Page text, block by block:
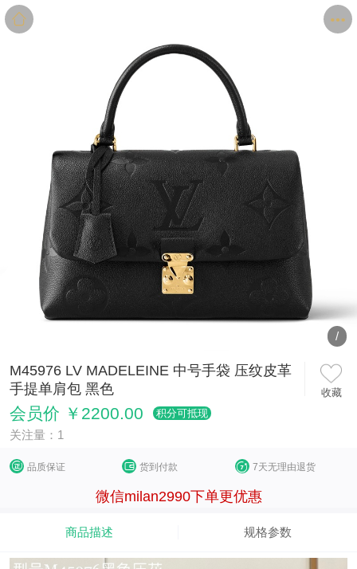
/
M45976 LV MADELEINE 中号手袋 压纹皮革
手提单肩包 黑色
收藏
会员价 ￥2200.00 积分可抵现
关注量：1
品质保证 货到付款 7天无理由退货
微信milan2990下单更优惠
商品描述 规格参数